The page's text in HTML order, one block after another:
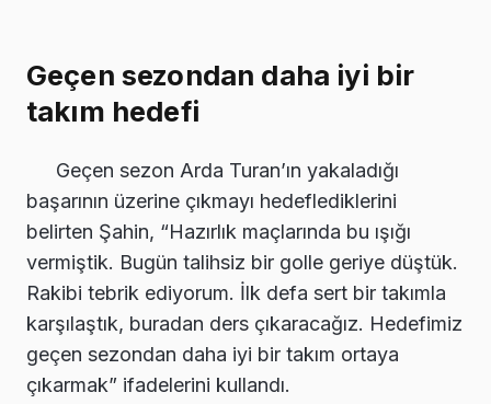
Geçen sezondan daha iyi bir
takım hedefi
Geçen sezon Arda Turan’ın yakaladığı
başarının üzerine çıkmayı hedeflediklerini
belirten Şahin, “Hazırlık maçlarında bu ışığı
vermiştik. Bugün talihsiz bir golle geriye düştük.
Rakibi tebrik ediyorum. İlk defa sert bir takımla
karşılaştık, buradan ders çıkaracağız. Hedefimiz
geçen sezondan daha iyi bir takım ortaya
çıkarmak” ifadelerini kullandı.